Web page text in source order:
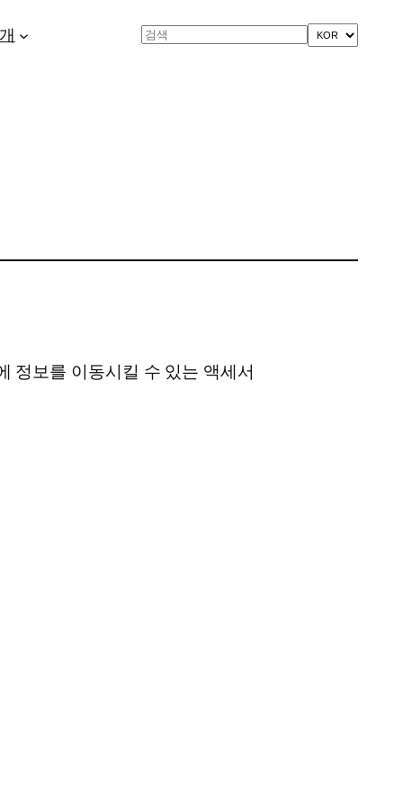
Search
정보를 이동시킬 수 있는 액세서